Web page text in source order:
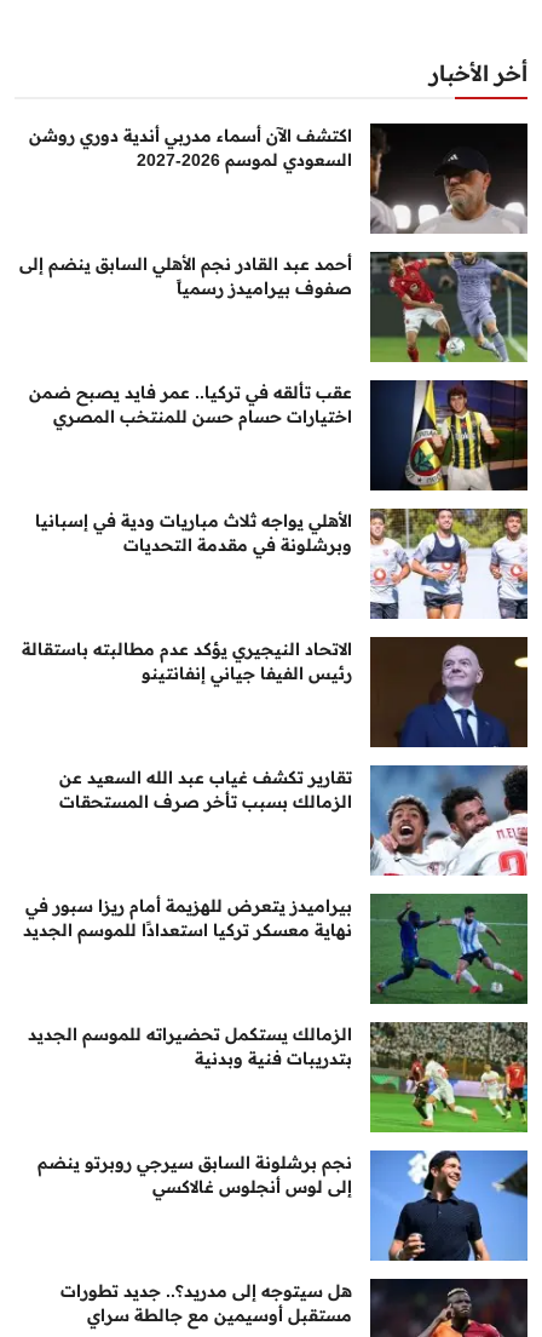
أخر الأخبار
اكتشف الآن أسماء مدربي أندية دوري روشن
السعودي لموسم 2026-2027
أحمد عبد القادر نجم الأهلي السابق ينضم إلى
صفوف بيراميدز رسمياً
عقب تألقه في تركيا.. عمر فايد يصبح ضمن
اختيارات حسام حسن للمنتخب المصري
الأهلي يواجه ثلاث مباريات ودية في إسبانيا
وبرشلونة في مقدمة التحديات
الاتحاد النيجيري يؤكد عدم مطالبته باستقالة
رئيس الفيفا جياني إنفانتينو
تقارير تكشف غياب عبد الله السعيد عن
الزمالك بسبب تأخر صرف المستحقات
بيراميدز يتعرض للهزيمة أمام ريزا سبور في
نهاية معسكر تركيا استعدادًا للموسم الجديد
الزمالك يستكمل تحضيراته للموسم الجديد
بتدريبات فنية وبدنية
نجم برشلونة السابق سيرجي روبرتو ينضم
إلى لوس أنجلوس غالاكسي
هل سيتوجه إلى مدريد؟.. جديد تطورات
مستقبل أوسيمين مع جالطة سراي